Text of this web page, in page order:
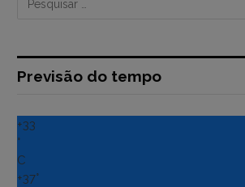
Previsão do tempo
+33
°
C
+37°